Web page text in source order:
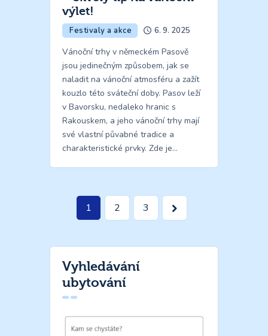
výlet!
Festivaly a akce 6. 9. 2025
Vánoční trhy v německém Pasově
jsou jedinečným způsobem, jak se
naladit na vánoční atmosféru a zažít
kouzlo této sváteční doby. Pasov leží
v Bavorsku, nedaleko hranic s
Rakouskem, a jeho vánoční trhy mají
své vlastní půvabné tradice a
charakteristické prvky. Zde je…
Stránkování
příspěvků
Page
1 Page
2 Page
3
>
Vyhledávání
ubytování